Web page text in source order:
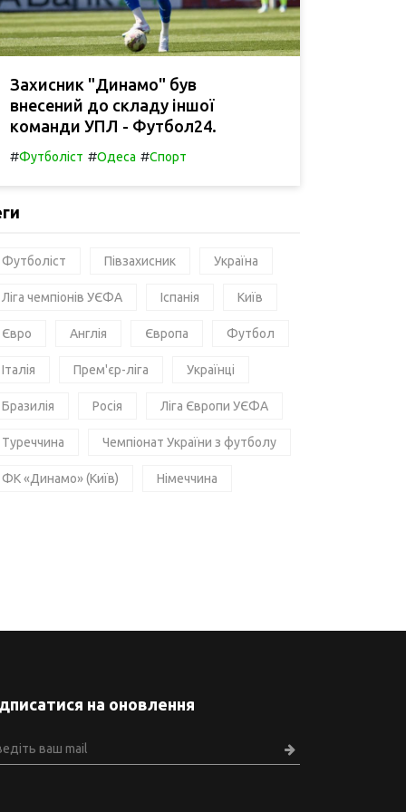
Захисник "Динамо" був
внесений до складу іншої
команди УПЛ - Футбол24.
#Футболіст #Одеса #Спорт
Футболіст Півзахисник Україна
Ліга чемпіонів УЄФА Іспанія Київ
Євро Англія Європа Футбол
Італія Прем'єр-ліга Українці
Бразилія Росія Ліга Європи УЄФА
Туреччина Чемпіонат України з футболу
ФК «Динамо» (Київ) Німеччина
на оновлення